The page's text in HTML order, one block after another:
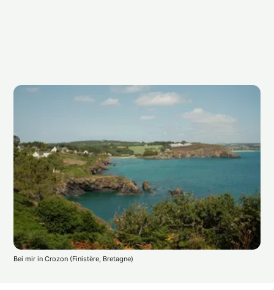
Bei mir in Crozon (Finistère, Bretagne)